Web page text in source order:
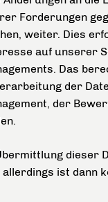
Forderungen
weiter. Dies
auf unserer
Das
der
der
dieser
ist dann